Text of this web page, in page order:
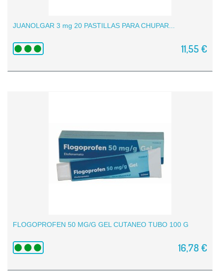
JUANOLGAR 3 mg 20 PASTILLAS PARA CHUPAR...
11,55 €
FLOGOPROFEN 50 MG/G GEL CUTANEO TUBO 100 G
16,78 €